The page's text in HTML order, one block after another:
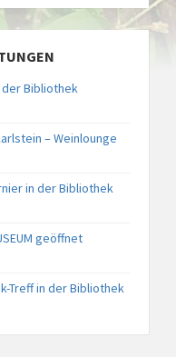
der Bibliothek
– Weinlounge
in der Bibliothek
geöffnet
Treff in der Bibliothek